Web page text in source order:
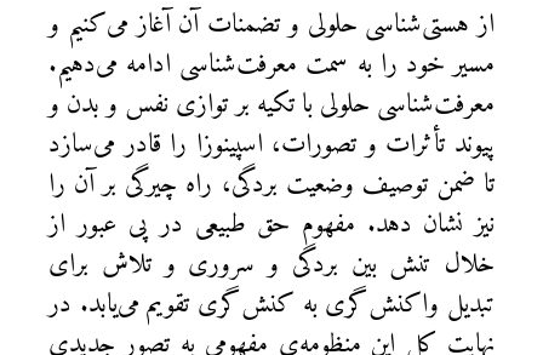
از هستی‌شناسی حلولی و تضمنات آن آغاز می‌کنیم و
مسیر خود را به سمت معرفت‌شناسی ادامه می‌دهیم.
معرفت‌شناسی حلولی با تکیه بر توازی نفس و بدن و
پیوند تأثرات و تصورات، اسپینوزا را قادر می‌سازد
تا ضمن توصیف وضعیت بردگی، راه چیرگی بر آن را
نیز نشان دهد. مفهوم حق طبیعی در پی عبور از
خلال تنش بین بردگی و سروری و تلاش برای
تبدیل واکنش‌گری به کنش‌گری تقویم می‌یابد. در
نهایت کل این منظومه‌ی مفهومی به تصور جدیدی